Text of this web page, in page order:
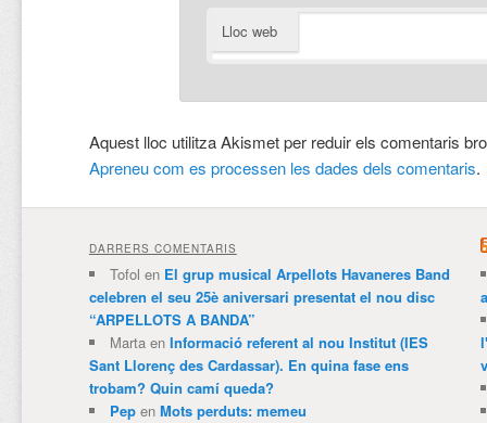
Lloc web
Aquest lloc utilitza Akismet per reduir els comentaris
Apreneu com es processen les dades dels comentaris.
DARRERS COMENTARIS
Tofol en El grup musical Arpellots Havaneres Band
celebren el seu 25è aniversari presentat el nou disc
“ARPELLOTS A BANDA”
Martaen Informació referent al nou Institut (IES
Sant Llorenç des Cardassar). En quina fase ens
trobam? Quin camí queda?
Pepen Mots perduts: memeu